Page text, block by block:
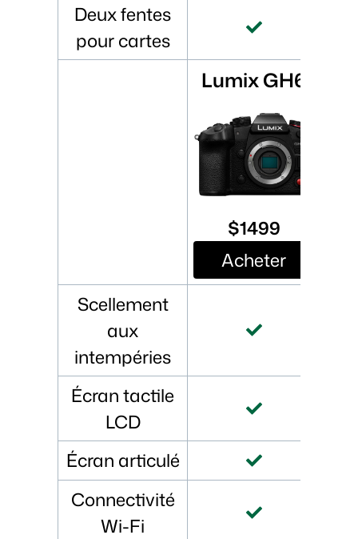
Deux fentes
pour cartes
Lumix GH6
$1499
Acheter
Scellement
aux
intempéries
Écran tactile
LCD
Écran articulé
Connectivité
Wi-Fi